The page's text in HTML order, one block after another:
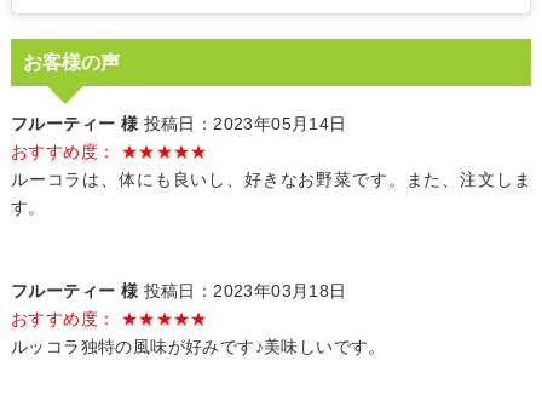
お客様の声
フルーティー 様 投稿日：2023年05月14日
おすすめ度： ★★★★★
ルーコラは、体にも良いし、好きなお野菜です。また、注文しま
す。
フルーティー 様 投稿日：2023年03月18日
おすすめ度： ★★★★★
ルッコラ独特の風味が好みです♪美味しいです。